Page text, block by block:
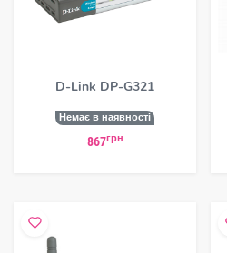
D-Link DP-G321
Немає в наявності
867грн